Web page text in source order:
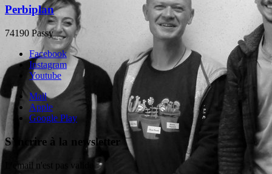
Perbiplan
74190 Passy
Facebook
Instagram
Youtube
Mail
Apple
Google Play
S'incrire à la newsletter
L'email n'est pas valide